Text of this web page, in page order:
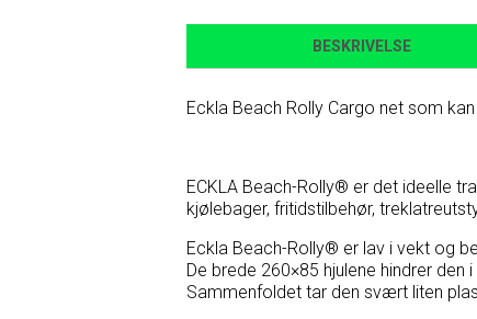
BESKRIVELSE
Eckla Beach Rolly Cargo net som
ECKLA Beach-Rolly® er det ideelle
kjølebager, fritidstilbehør,
Eckla Beach-Rolly® er lav i vekt og
De brede 260×85 hjulene hindrer
Sammenfoldet tar den svært liten